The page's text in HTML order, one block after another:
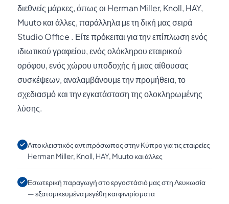
διεθνείς μάρκες, όπως οι Herman Miller, Knoll, HAY,
Muuto και άλλες, παράλληλα με τη δική μας σειρά
Studio Office . Είτε πρόκειται για την επίπλωση ενός
ιδιωτικού γραφείου, ενός ολόκληρου εταιρικού
ορόφου, ενός χώρου υποδοχής ή μιας αίθουσας
συσκέψεων, αναλαμβάνουμε την προμήθεια, το
σχεδιασμό και την εγκατάσταση της ολοκληρωμένης
λύσης.
Αποκλειστικός αντιπρόσωπος στην Κύπρο για τις εταιρείες
Herman Miller, Knoll, HAY, Muuto και άλλες
Εσωτερική παραγωγή στο εργοστάσιό μας στη Λευκωσία
— εξατομικευμένα μεγέθη και φινιρίσματα